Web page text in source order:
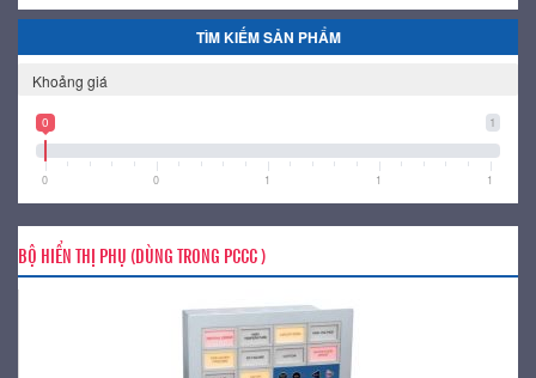
TÌM KIẾM SẢN PHẨM
Khoảng giá
1
0
0 0 1 1 1
BỘ HIỂN THỊ PHỤ (DÙNG TRONG PCCC )